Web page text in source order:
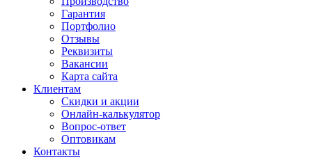
Гарантия
Портфолио
Отзывы
Реквизиты
Вакансии
Карта сайта
Клиентам
Скидки и акции
Онлайн-калькулятор
Вопрос-ответ
Оптовикам
Контакты